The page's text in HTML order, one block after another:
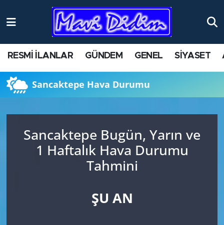
RESMİ İLANLAR GÜNDEM GENEL SİYASET
Sancaktepe Hava Durumu
Sancaktepe Bugün, Yarın ve
1 Haftalık Hava Durumu
Tahmini
ŞU AN
ANTİK YERLER
AYDIN
BİLİM VE TEKNOLOJİ
ÇEVRE
Nöbetçi Eczaneler
Namaz Vakitleri
Trafik Durumu
Süper Lig Puan Durumu ve Fikstür
Tüm Manşetler